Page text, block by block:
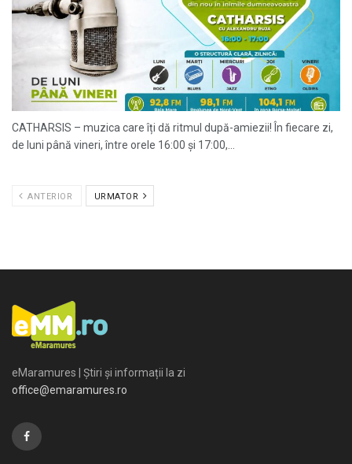
CATHARSIS – muzica care îți dă ritmul după-amiezii! În fiecare zi,
de luni până vineri, între orele 16:00 și 17:00,...
ANTERIOR URMATOR
eMaramures | Știri și informații la zi
office@emaramures.ro